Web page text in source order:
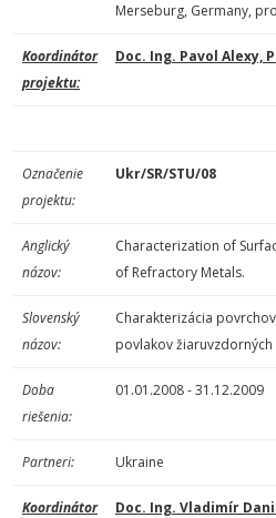
Merseburg, Germany,
Koordinátor
projektu:
Doc. Ing. Pavol Alexy,
Označenie
projektu:
Ukr/SR/STU/08
Anglický
názov:
Characterization of
of Refractory Metals.
Slovenský
názov:
Charakterizácia
povlakov žiaruvzdorných
Doba
riešenia:
01.01.2008 - 31.12.2009
Partneri: Ukraine
Koordinátor
Doc. Ing. Vladimír